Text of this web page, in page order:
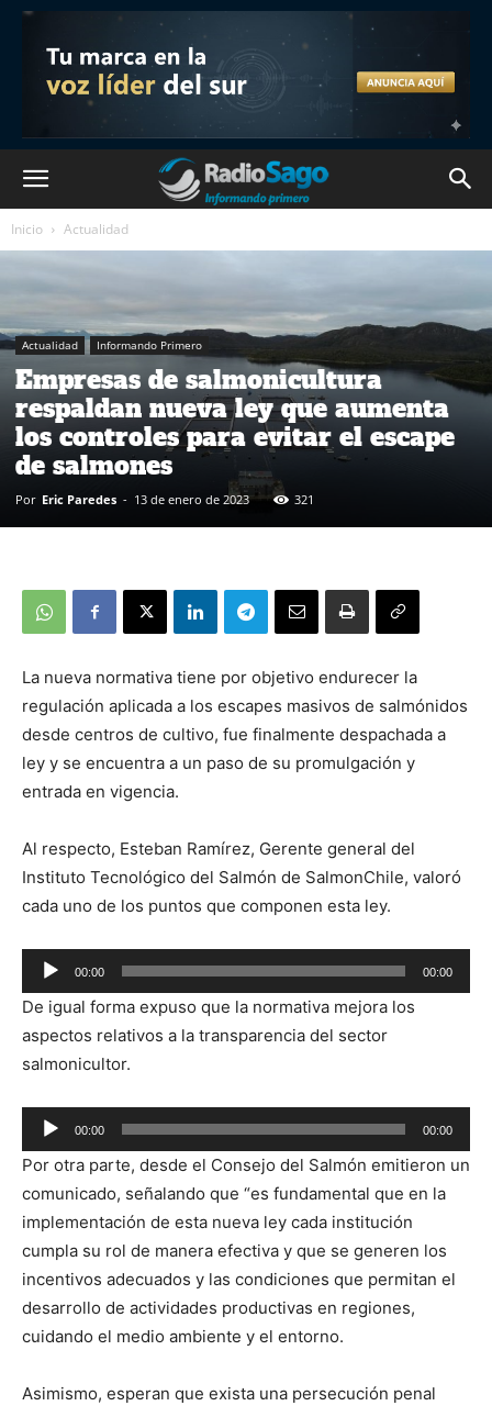
Inicio Actualidad
Actualidad Informando Primero
Empresas de salmonicultura
respaldan nueva ley que aumenta
los controles para evitar el escape
de salmones
Por Eric Paredes - 13 de enero de 2023 321
La nueva normativa tiene por objetivo endurecer la
regulación aplicada a los escapes masivos de salmónidos
desde centros de cultivo, fue finalmente despachada a
ley y se encuentra a un paso de su promulgación y
entrada en vigencia.
Al respecto, Esteban Ramírez, Gerente general del
Instituto Tecnológico del Salmón de SalmonChile, valoró
cada uno de los puntos que componen esta ley.
Reproductor
de
audio
00:00 00:00
De igual forma expuso que la normativa mejora los
aspectos relativos a la transparencia del sector
salmonicultor.
Reproductor
de
audio
00:00 00:00
Por otra parte, desde el Consejo del Salmón emitieron un
comunicado, señalando que “es fundamental que en la
implementación de esta nueva ley cada institución
cumpla su rol de manera efectiva y que se generen los
incentivos adecuados y las condiciones que permitan el
desarrollo de actividades productivas en regiones,
cuidando el medio ambiente y el entorno.
Asimismo, esperan que exista una persecución penal